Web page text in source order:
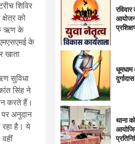
शिविर
को
के ऋण के
के
खाता
सुविधा
सिंह ने
करते हैं।
पर अनुदान
रहा है। ये
धूमधाम
थाना